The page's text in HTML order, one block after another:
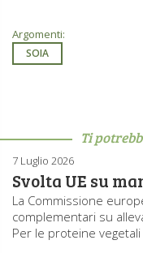
Argomenti:
SOIA
Ti
7 Luglio 2026
Svolta UE su
La Commissione
complementari su
Per le proteine